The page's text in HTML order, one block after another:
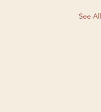
See All